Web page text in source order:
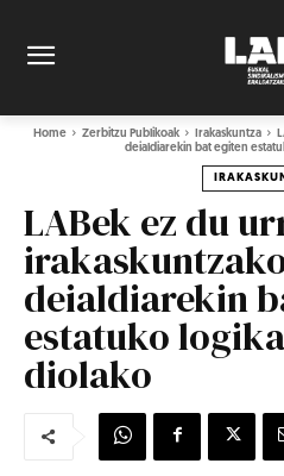
Home Zerbitzu Publikoak Irakaskuntza
deialdiarekin bat egiten
LABek ez du
deialdiarekin
estatuko
diolako